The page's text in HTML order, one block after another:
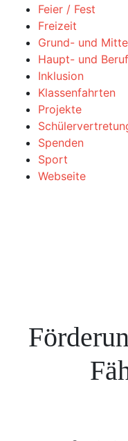
Feier / Fest
Freizeit
Grund- und
Haupt- und
Inklusion
Klassenfahrten
Projekte
Spenden
Sport
Webseite